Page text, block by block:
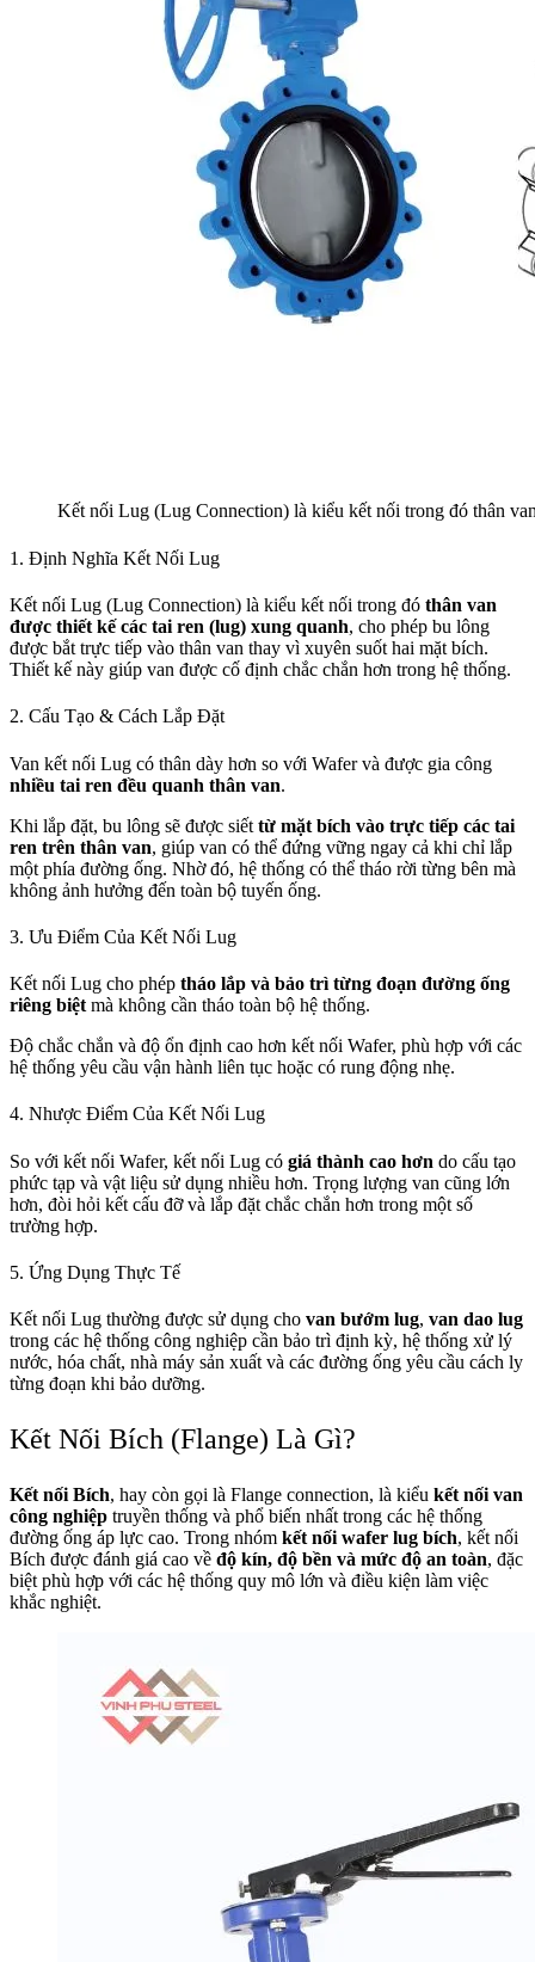
Kết nối Lug (Lug Connection) là kiểu kết nối trong đó thân
1. Định Nghĩa Kết Nối Lug
Kết nối Lug (Lug Connection) là kiểu kết nối trong đó thân van
được thiết kế các tai ren (lug) xung quanh, cho phép bu lông
được bắt trực tiếp vào thân van thay vì xuyên suốt hai mặt bích.
Thiết kế này giúp van được cố định chắc chắn hơn trong hệ thống.
2. Cấu Tạo & Cách Lắp Đặt
Van kết nối Lug có thân dày hơn so với Wafer và được gia công
nhiều tai ren đều quanh thân van.
Khi lắp đặt, bu lông sẽ được siết từ mặt bích vào trực tiếp các tai
ren trên thân van, giúp van có thể đứng vững ngay cả khi chỉ lắp
một phía đường ống. Nhờ đó, hệ thống có thể tháo rời từng bên mà
không ảnh hưởng đến toàn bộ tuyến ống.
3. Ưu Điểm Của Kết Nối Lug
Kết nối Lug cho phép tháo lắp và bảo trì từng đoạn đường ống
riêng biệt mà không cần tháo toàn bộ hệ thống.
Độ chắc chắn và độ ổn định cao hơn kết nối Wafer, phù hợp với các
hệ thống yêu cầu vận hành liên tục hoặc có rung động nhẹ.
4. Nhược Điểm Của Kết Nối Lug
So với kết nối Wafer, kết nối Lug có giá thành cao hơn do cấu tạo
phức tạp và vật liệu sử dụng nhiều hơn. Trọng lượng van cũng lớn
hơn, đòi hỏi kết cấu đỡ và lắp đặt chắc chắn hơn trong một số
trường hợp.
5. Ứng Dụng Thực Tế
Kết nối Lug thường được sử dụng cho van bướm lug, van dao lug
trong các hệ thống công nghiệp cần bảo trì định kỳ, hệ thống xử lý
nước, hóa chất, nhà máy sản xuất và các đường ống yêu cầu cách ly
từng đoạn khi bảo dưỡng.
Kết Nối Bích (Flange) Là Gì?
Kết nối Bích, hay còn gọi là Flange connection, là kiểu kết nối van
công nghiệp truyền thống và phổ biến nhất trong các hệ thống
đường ống áp lực cao. Trong nhóm kết nối wafer lug bích, kết nối
Bích được đánh giá cao về độ kín, độ bền và mức độ an toàn, đặc
biệt phù hợp với các hệ thống quy mô lớn và điều kiện làm việc
khắc nghiệt.